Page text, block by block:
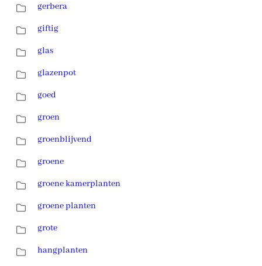
gerbera
giftig
glas
glazenpot
goed
groen
groenblijvend
groene
groene kamerplanten
groene planten
grote
hangplanten